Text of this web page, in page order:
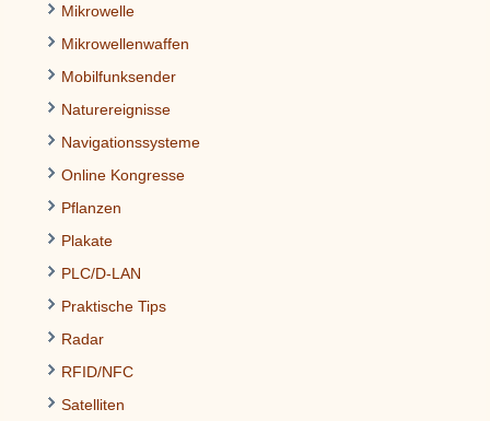
Mikrowelle
Mikrowellenwaffen
Mobilfunksender
Naturereignisse
Navigationssysteme
Online Kongresse
Pflanzen
Plakate
PLC/D-LAN
Praktische Tips
Radar
RFID/NFC
Satelliten